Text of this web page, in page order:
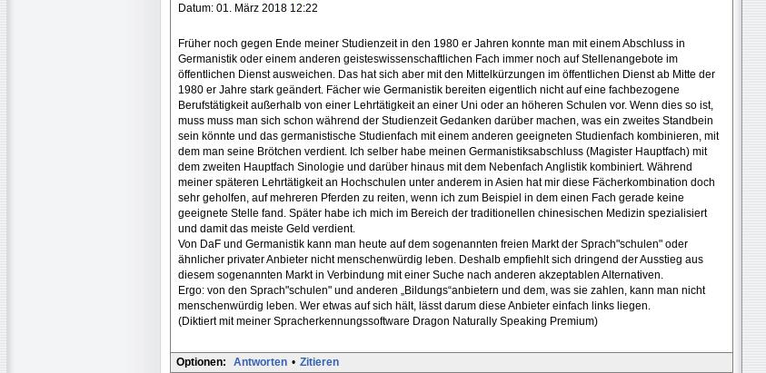
Datum: 01. März 2018 12:22
Früher noch gegen Ende meiner Studienzeit in den 1980 er Jahren konnte man mit einem Abschluss in
Germanistik oder einem anderen geisteswissenschaftlichen Fach immer noch auf Stellenangebote im
öffentlichen Dienst ausweichen. Das hat sich aber mit den Mittelkürzungen im öffentlichen Dienst ab Mitte der
1980 er Jahre stark geändert. Fächer wie Germanistik bereiten eigentlich nicht auf eine fachbezogene
Berufstätigkeit außerhalb von einer Lehrtätigkeit an einer Uni oder an höheren Schulen vor. Wenn dies so ist,
muss muss man sich schon während der Studienzeit Gedanken darüber machen, was ein zweites Standbein
sein könnte und das germanistische Studienfach mit einem anderen geeigneten Studienfach kombinieren, mit
dem man seine Brötchen verdient. Ich selber habe meinen Germanistiksabschluss (Magister Hauptfach) mit
dem zweiten Hauptfach Sinologie und darüber hinaus mit dem Nebenfach Anglistik kombiniert. Während
meiner späteren Lehrtätigkeit an Hochschulen unter anderem in Asien hat mir diese Fächerkombination doch
sehr geholfen, auf mehreren Pferden zu reiten, wenn ich zum Beispiel in dem einen Fach gerade keine
geeignete Stelle fand. Später habe ich mich im Bereich der traditionellen chinesischen Medizin spezialisiert
und damit das meiste Geld verdient.
Von DaF und Germanistik kann man heute auf dem sogenannten freien Markt der Sprach"schulen" oder
ähnlicher privater Anbieter nicht menschenwürdig leben. Deshalb empfiehlt sich dringend der Ausstieg aus
diesem sogenannten Markt in Verbindung mit einer Suche nach anderen akzeptablen Alternativen.
Ergo: von den Sprach"schulen" und anderen „Bildungs“anbietern und dem, was sie zahlen, kann man nicht
menschenwürdig leben. Wer etwas auf sich hält, lässt darum diese Anbieter einfach links liegen.
(Diktiert mit meiner Spracherkennungssoftware Dragon Naturally Speaking Premium)
Optionen: Antworten • Zitieren